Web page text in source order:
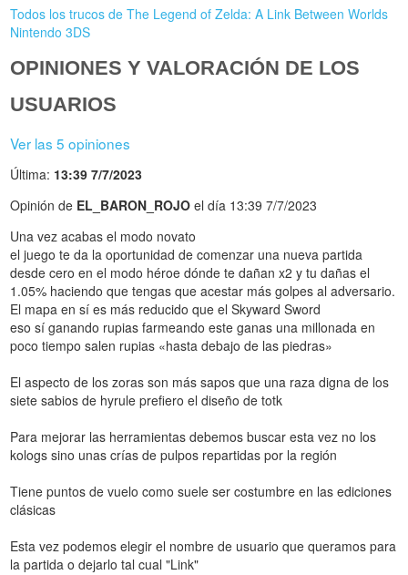
Todos los trucos de The Legend of Zelda: A Link Between Worlds
Nintendo 3DS
OPINIONES Y VALORACIÓN DE LOS
USUARIOS
Ver las 5 opiniones
Última: 13:39 7/7/2023
Opinión de EL_BARON_ROJO el día 13:39 7/7/2023
Una vez acabas el modo novato
el juego te da la oportunidad de comenzar una nueva partida
desde cero en el modo héroe dónde te dañan x2 y tu dañas el
1.05% haciendo que tengas que acestar más golpes al adversario.
El mapa en sí es más reducido que el Skyward Sword
eso sí ganando rupias farmeando este ganas una millonada en
poco tiempo salen rupias «hasta debajo de las piedras»
El aspecto de los zoras son más sapos que una raza digna de los
siete sabios de hyrule prefiero el diseño de totk
Para mejorar las herramientas debemos buscar esta vez no los
kologs sino unas crías de pulpos repartidas por la región
Tiene puntos de vuelo como suele ser costumbre en las ediciones
clásicas
Esta vez podemos elegir el nombre de usuario que queramos para
la partida o dejarlo tal cual "Link"